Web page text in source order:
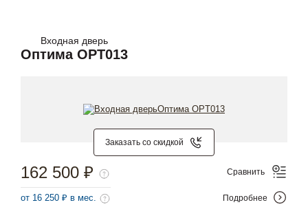
Входная дверь
Оптима OPT013
Заказать со скидкой
162 500 ₽
от 16 250 ₽ в мес.
Сравнить
Подробнее